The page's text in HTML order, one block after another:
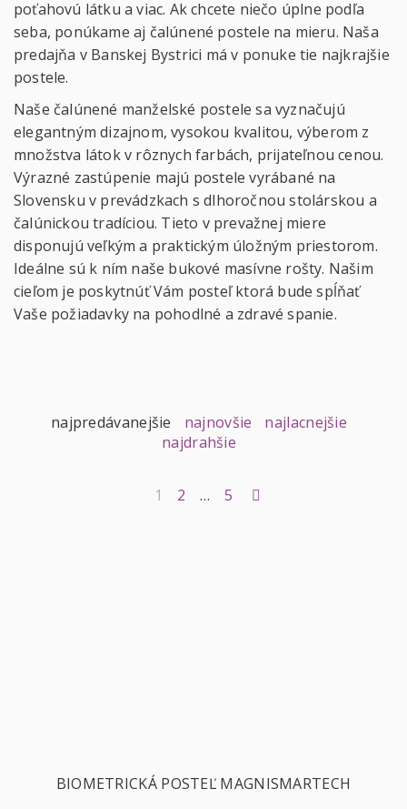
poťahovú látku a viac. Ak chcete niečo úplne podľa
seba, ponúkame aj čalúnené postele na mieru. Naša
predajňa v Banskej Bystrici má v ponuke tie najkrajšie
postele.
Naše čalúnené manželské postele sa vyznačujú
elegantným dizajnom, vysokou kvalitou, výberom z
množstva látok v rôznych farbách, prijateľnou cenou.
Výrazné zastúpenie majú postele vyrábané na
Slovensku v prevádzkach s dlhoročnou stolárskou a
čalúnickou tradíciou. Tieto v prevažnej miere
disponujú veľkým a praktickým úložným priestorom.
Ideálne sú k ním naše bukové masívne rošty. Našim
cieľom je poskytnúť Vám posteľ ktorá bude spĺňať
Vaše požiadavky na pohodlné a zdravé spanie.
najpredávanejšie najnovšie
najlacnejšie
najdrahšie
1 2 … 5
BIOMETRICKÁ POSTEĽ MAGNISMARTECH